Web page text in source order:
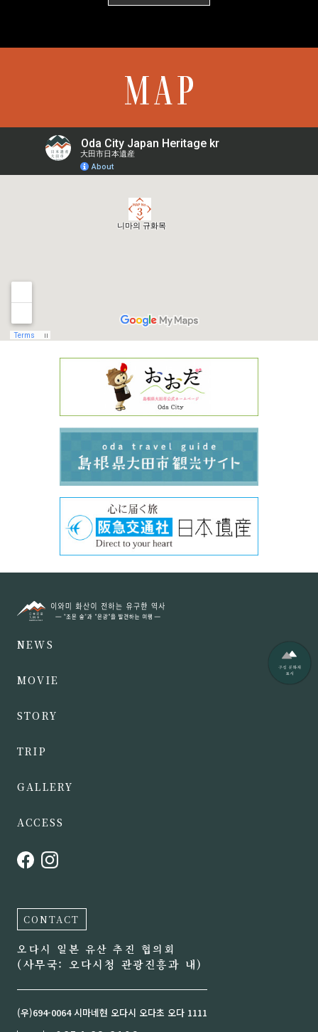
NEWS
MOVIE
STORY
TRIP
GALLERY
ACCESS
CONTACT
오다시 일본 유산 추진 협의회
(사무국: 오다시청 관광진흥과 내)
(우)694-0064 시마네현 오다시 오다초 오다 1111